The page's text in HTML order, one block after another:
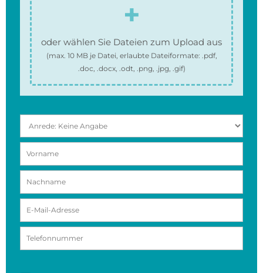
oder wählen Sie Dateien zum Upload aus
(max. 10 MBje Datei, erlaubte Dateiformate: .pdf,
.doc, .docx, .odt, .png, .jpg, .gif)